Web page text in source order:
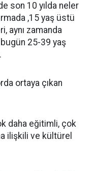
son 10 yılda neler
,15 yaş üstü
aynı zamanda
bugün 25-39 yaş
ortaya çıkan
daha eğitimli, çok
ilişkili ve kültürel